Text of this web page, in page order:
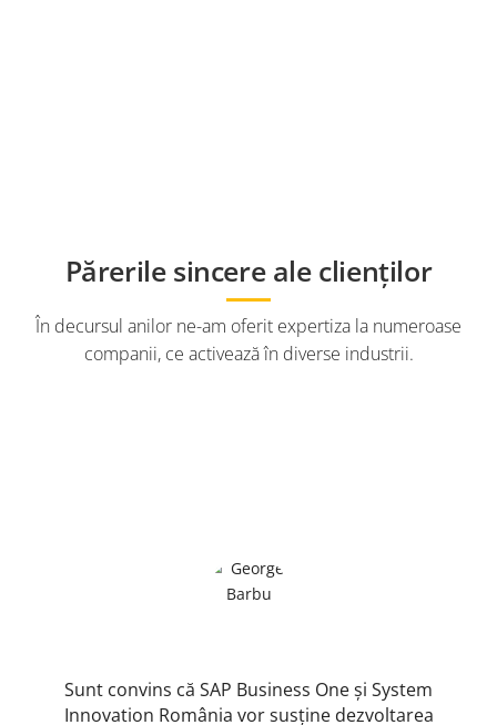
Părerile sincere ale clienților
În decursul anilor ne-am oferit expertiza la numeroase
companii, ce activează în diverse industrii.
Sunt convins că SAP Business One și System
Innovation România vor susține dezvoltarea